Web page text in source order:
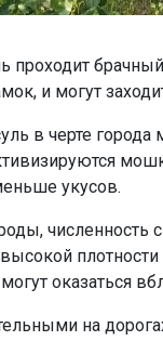
проходит
и могут
в черте
укусов.
численность
оказаться
на